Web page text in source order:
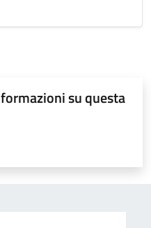
su questa
5